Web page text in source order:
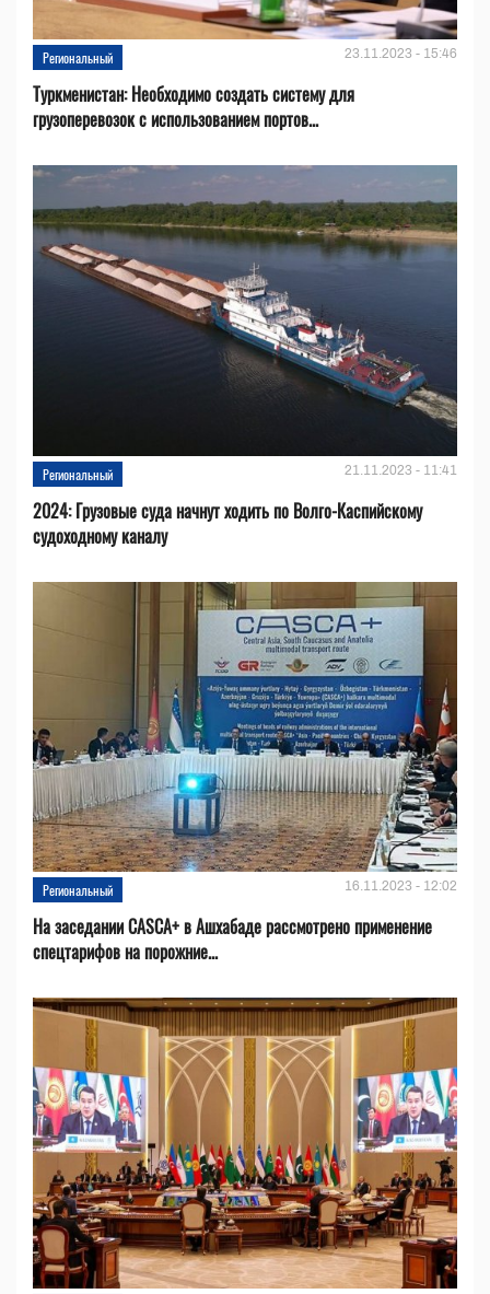
Региональный 23.11.2023 - 15:46
Туркменистан: Необходимо создать систему для
грузоперевозок с использованием портов...
Региональный 21.11.2023 - 11:41
2024: Грузовые суда начнут ходить по Волго-Каспийскому
судоходному каналу
Региональный 16.11.2023 - 12:02
На заседании CASCA+ в Ашхабаде рассмотрено применение
спецтарифов на порожние...